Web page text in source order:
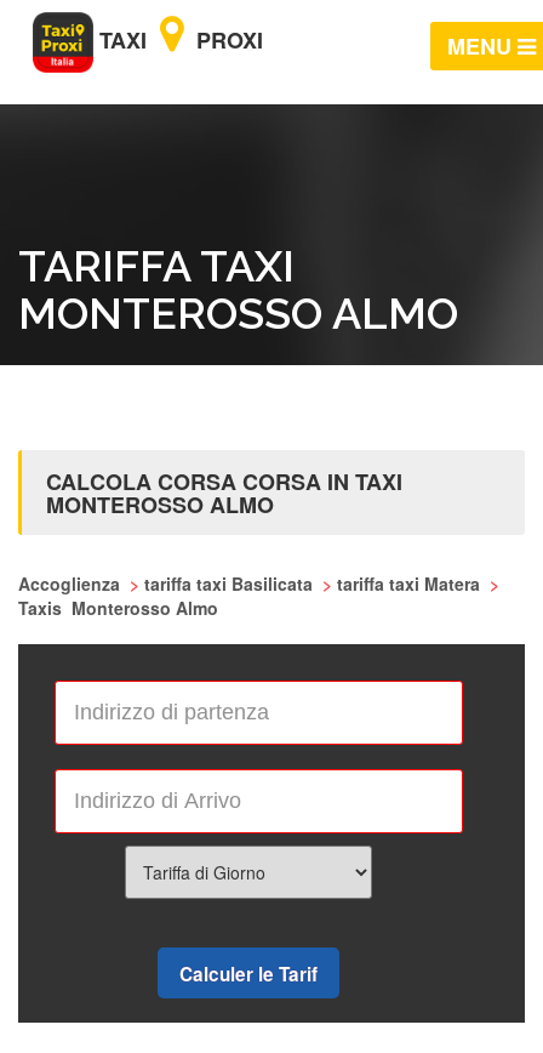
TAXI PROXI MENU
TARIFFA TAXI
MONTEROSSO ALMO
CALCOLA CORSA CORSA IN TAXI
MONTEROSSO ALMO
Accoglienza > tariffa taxi Basilicata > tariffa taxi Matera >
Taxis Monterosso Almo
Calculer le Tarif